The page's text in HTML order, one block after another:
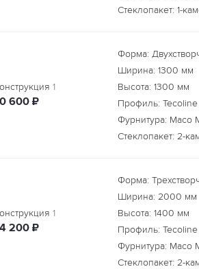
Стеклопакет: 1-
1
600 руб.
₽
Форма:
Ширина: 1300 мм
Высота: 1300 мм
Профиль:
Фурнитура: Maco
Стеклопакет: 2-
1
200 руб.
₽
Форма:
Ширина: 2000 мм
Высота: 1400 мм
Профиль:
Фурнитура: Maco
Стеклопакет: 2-